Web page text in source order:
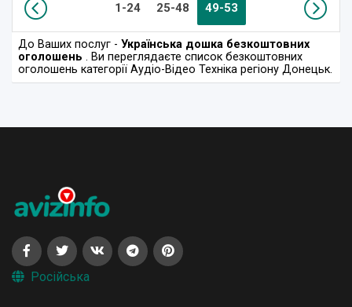
1-24 25-48 49-53
До Ваших послуг - Українська дошка безкоштовних
оголошень . Ви переглядаєте список безкоштовних
оголошень категорії Аудіо-Відео Техніка регіону Донецьк.
Російська